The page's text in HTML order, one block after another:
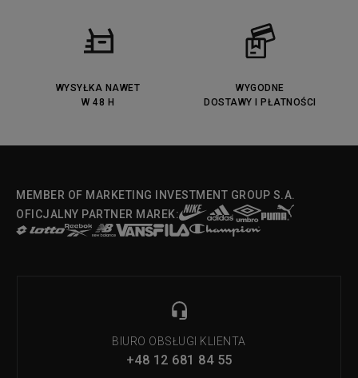
WYSYŁKA NAWET
W 48 H
WYGODNE
DOSTAWY I PŁATNOŚCI
MEMBER OF MARKETING INVESTMENT GROUP S.A.
OFICJALNY PARTNER MAREK:
BIURO OBSŁUGI KLIENTA
+48 12 681 84 55